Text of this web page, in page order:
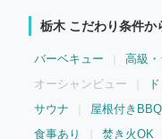
とができます。
栃木 こだわり条件か
バーベキュー 高級
オーシャンビュー
サウナ
屋根付きBBQ
食事あり
焚き火OK